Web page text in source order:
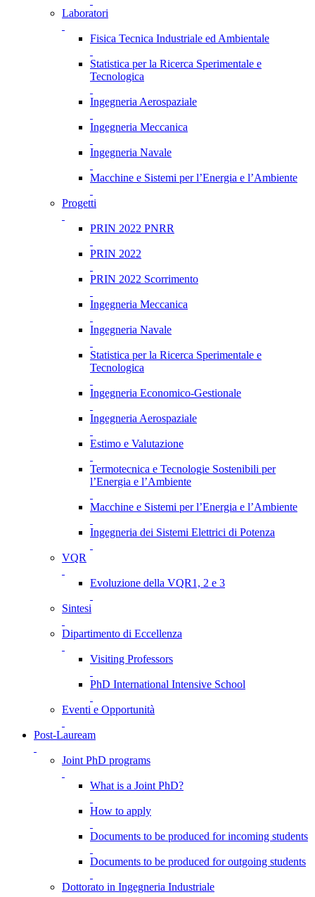
Laboratori
Fisica Tecnica Industriale ed Ambientale
Statistica per la Ricerca Sperimentale e
Tecnologica
Ingegneria Aerospaziale
Ingegneria Meccanica
Ingegneria Navale
Macchine e Sistemi per l’Energia e l’Ambiente
Progetti
PRIN 2022 PNRR
PRIN 2022
PRIN 2022 Scorrimento
Ingegneria Meccanica
Ingegneria Navale
Statistica per la Ricerca Sperimentale e
Tecnologica
Ingegneria Economico-Gestionale
Ingegneria Aerospaziale
Estimo e Valutazione
Termotecnica e Tecnologie Sostenibili per
l’Energia e l’Ambiente
Macchine e Sistemi per l’Energia e l’Ambiente
Ingegneria dei Sistemi Elettrici di Potenza
VQR
Evoluzione della VQR1, 2 e 3
Sintesi
Dipartimento di Eccellenza
Visiting Professors
PhD International Intensive School
Eventi e Opportunità
Post-Lauream
Joint PhD programs
What is a Joint PhD?
How to apply
Documents to be produced for incoming students
Documents to be produced for outgoing students
Dottorato in Ingegneria Industriale